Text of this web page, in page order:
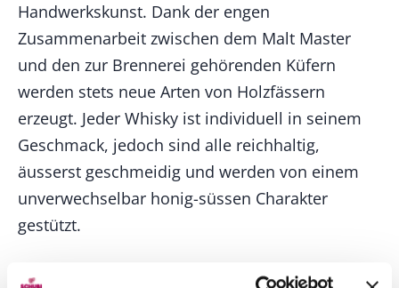
Handwerkskunst. Dank der engen
Zusammenarbeit zwischen dem Malt Master
und den zur Brennerei gehörenden Küfern
werden stets neue Arten von Holzfässern
erzeugt. Jeder Whisky ist individuell in seinem
Geschmack, jedoch sind alle reichhaltig,
äusserst geschmeidig und werden von einem
unverwechselbar honig-süssen Charakter
gestützt.